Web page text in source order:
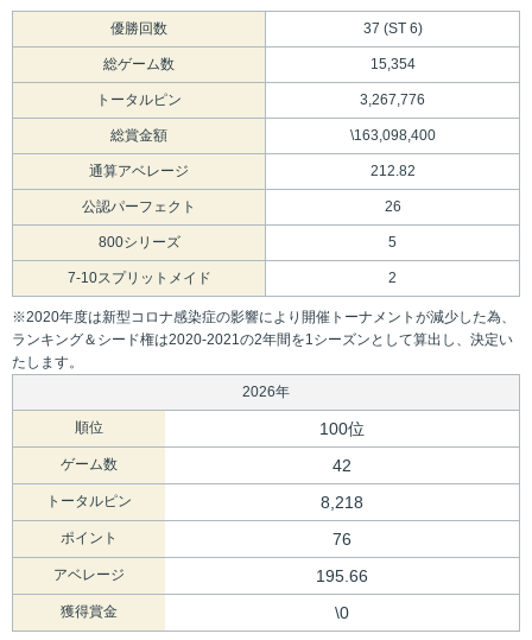
優勝回数 37 (ST 6)
総ゲーム数 15,354
トータルピン 3,267,776
総賞金額 \163,098,400
通算アベレージ 212.82
公認パーフェクト 26
800シリーズ 5
7-10スプリットメイド 2
※2020年度は新型コロナ感染症の影響により開催トーナメントが減少した為、
ランキング＆シード権は2020-2021の2年間を1シーズンとして算出し、決定い
たします。
2026年
順位 100位
ゲーム数 42
トータルピン 8,218
ポイント 76
アベレージ 195.66
獲得賞金 \0